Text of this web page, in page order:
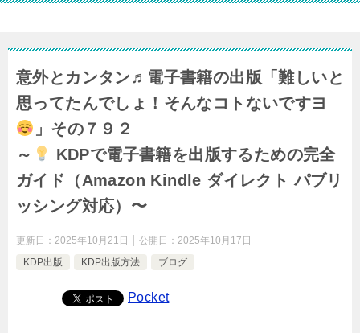
意外とカンタン♬電子書籍の出版「難しいと
思ってたんでしょ！そんなコトないですヨ
」その７９２
～
KDPで電子書籍を出版するための完全
ガイド（Amazon Kindle ダイレクト パブリ
ッシング対応）〜
更新日： 2025年10月21日 公開日： 2025年10月17日
KDP出版
KDP出版方法 ブログ
Pocket